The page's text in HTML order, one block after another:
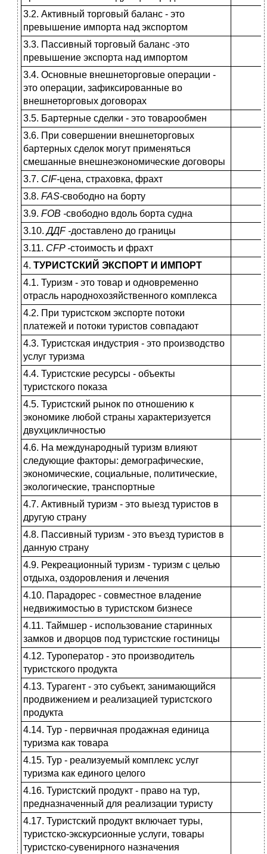
3.2. Активный торговый баланс - это
превышение импорта над экспортом
3.3. Пассивный торговый баланс -это
превышение экспорта над импор­том
3.4. Основные внешнеторговые опе­рации -
это операции, зафиксирован­ные во
внешнеторговых договорах
3.5. Бартерные сделки - это товаро­обмен
3.6. При совершении внешнеторго­вых
бартерных сделок могут приме­няться
смешанные внешнеэкономи­ческие договоры
3.7. CIF-цена, страховка, фрахт
3.8. FAS-свободно на борту
3.9. FOB -свободно вдоль борта судна
3.10.ДДF-доставлено до границы
3.11. CFP-стоимость и фрахт
4. ТУРИСТСКИЙ ЭКСПОРТ И ИМПОРТ
4.1. Туризм - это товар и одновре­менно
отрасль народнохозяйствен­ного комплекса
4.2. При туристском экспорте потоки
платежей и потоки туристов сов­падают
4.3. Туристская индустрия - это про­изводство
услуг туризма
4.4. Туристские ресурсы - объекты
туристского показа
4.5. Туристский рынок по отноше­нию к
экономике любой страны характеризуется
двухцикличностью
4.6. На международный туризм влия­ют
следующие факторы: демографи­ческие,
экономические, социальные, политические,
экологические, транс­портные
4.7. Активный туризм - это выезд туристов в
другую страну
4.8. Пассивный туризм - это въезд туристов в
данную страну
4.9. Рекреационный туризм - туризм с целью
отдыха, оздоровления и лечения
4.10. Парадорес - совместное владе­ние
недвижимостью в туристском бизнесе
4.11. Таймшер - использование ста­ринных
замков и дворцов под тури­стские гостиницы
4.12. Туроператор - это производи­тель
туристского продукта
4.13. Турагент - это субъект, занима­ющийся
продвижением и реализа­цией туристского
продукта
4.14. Тур - первичная продажная единица
туризма как товара
4.15. Тур - реализуемый комплекс услуг
туризма как единого целого
4.16. Туристский продукт - право на тур,
предназначенный для реализа­ции туристу
4.17. Туристский продукт включает туры,
туристско-экскурсионные ус­луги, товары
туристско-сувенирного назначения